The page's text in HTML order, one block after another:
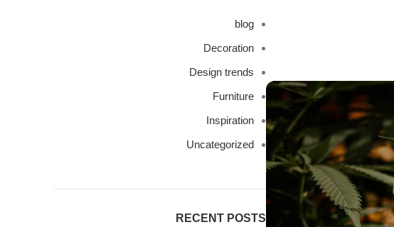
blog
Decoration
Design trends
Furniture
Inspiration
Uncategorized
RECENT POSTS